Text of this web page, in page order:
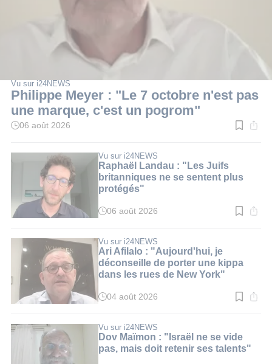
Vu sur i24NEWS
Philippe Meyer : "Le 7 octobre n'est pas
une marque, c'est un pogrom"
Temps
:
06 août 2026
Vu sur i24NEWS
Raphaël Landau : "Les Juifs
britanniques ne se sentent plus
protégés"
Temps
:
2
min.
06 août 2026
Vu sur i24NEWS
Ari Afilalo : "Aujourd'hui, je
déconseille de porter une kippa
dans les rues de New York"
Temps
:
3
min.
04 août 2026
Vu sur i24NEWS
Dov Maïmon : "Israël ne se vide
pas, mais doit retenir ses talents"